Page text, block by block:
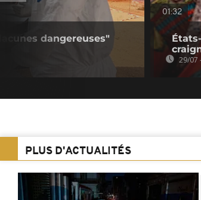
dangereuses"
01:32
29/07
PLUS D'ACTUALITÉS